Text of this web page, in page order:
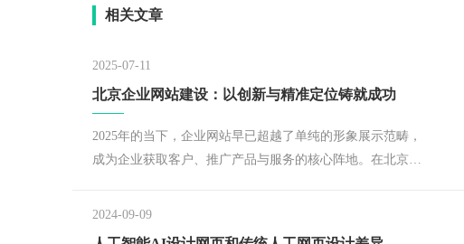
相关文章
2025-07-11
北京企业网站建设：以创新与精准定位铸就成功
2025年的当下，企业网站早已超越了单纯的形象展示范畴，
成为企业获取客户、推广产品与服务的核心阵地。在北京这
2024-09-09